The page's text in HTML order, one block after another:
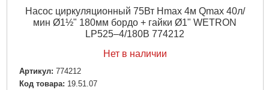
Подробнее...
Насос циркуляционный 75Вт Hmax 4м Qmax 40л/
мин Ø1½" 180мм бордо + гайки Ø1" WETRON
LР525–4/180В 774212
Нет в наличии
Артикул: 774212
Код товара: 19.51.07